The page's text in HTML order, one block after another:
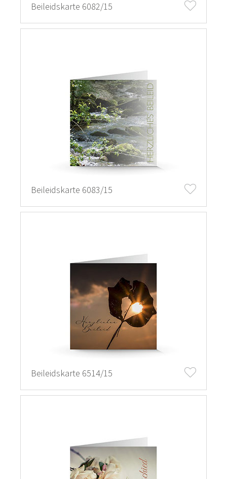
Beileidskarte 6082/15
Beileidskarte 6083/15
Beileidskarte 6514/15